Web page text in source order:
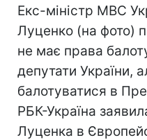
Екс-міністр МВС
Луценко (на фото)
не має права
депутати України,
балотуватися в
РБК-Україна
Луценка в